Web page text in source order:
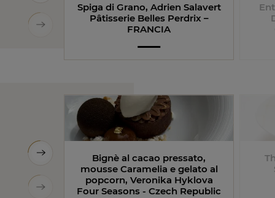
Spiga di Grano, Adrien Salavert
Pâtisserie Belles Perdrix –
FRANCIA
Bignè al cacao pressato,
mousse Caramelia e gelato al
popcorn, Veronika Hyklova
Four Seasons - Czech Republic